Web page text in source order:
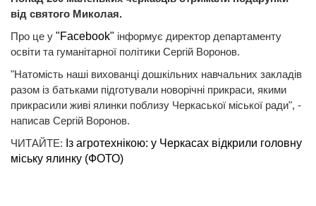
від святого Миколая.
Про це у "Facebook" інформує директор департаменту
освіти та гуманітарної політики Сергій Воронов.
"Натомість наші вихованці дошкільних навчальних закладів
разом із батьками підготували новорічні прикраси, якими
прикрасили живі ялинки поблизу Черкаської міської ради", -
написав Сергій Воронов.
ЧИТАЙТЕ: Із агротехнікою: у Черкасах відкрили головну
міську ялинку (ФОТО)